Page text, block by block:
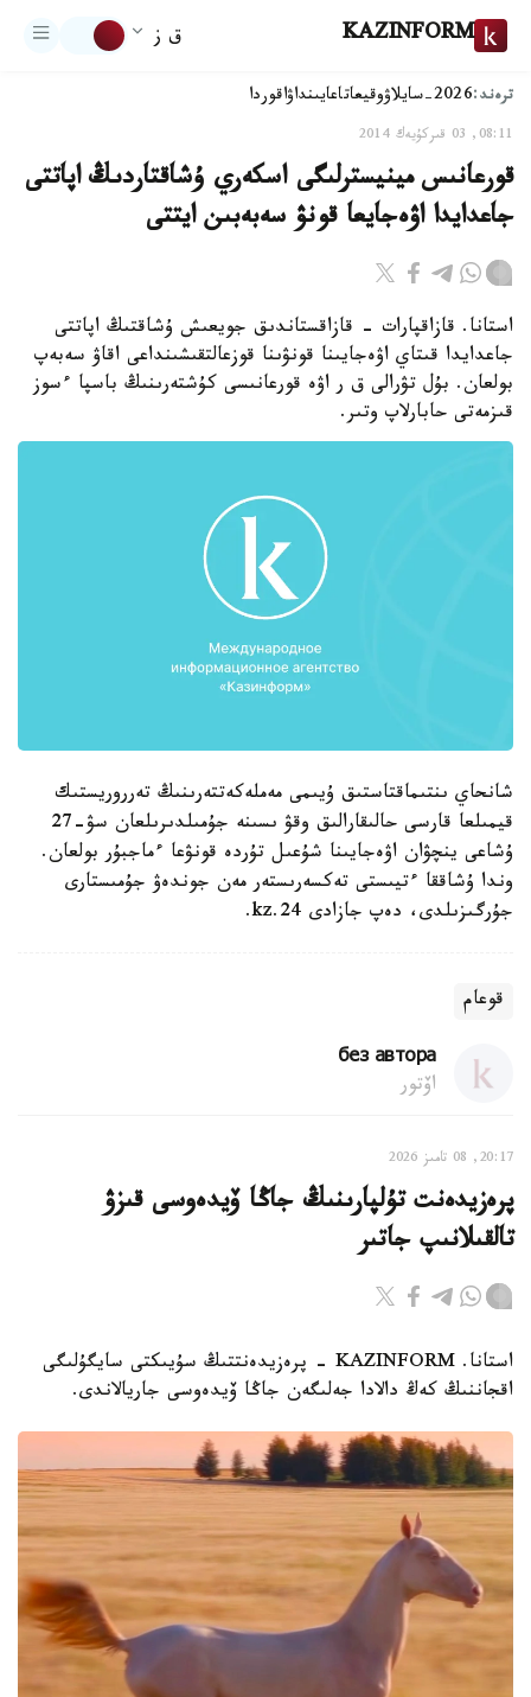
KAZINFORM ق ز
ترەند:2026-سايلاۋ وقيعاتاعايىنداۋاقوردا
08:11, 03 قىركۇيەك 2014
قورعانىس مينيسترلىگى اسكەري ۇشاقتاردىڭ اپاتتى
جاعدايدا اۋەجايعا قونۋ سەبەبىن ايتتى
استانا. قازاقپارات - قازاقستاندىق جويعىش ۇشاقتىڭ اپاتتى
جاعدايدا قىتاي اۋەجايىنا قونۋىنا قوزعالتقىشىنداعى اقاۋ سەبەپ
بولعان. بۇل تۋرالى ق ر اۋە قورعانىسى كۇشتەرىنىڭ باسپا ءسوز
قىزمەتى حابارلاپ وتىر.
شانحاي ىنتىماقتاستىق ۇيىمى مەملەكەتتەرىنىڭ تەرروريستىك
قيمىلعا قارسى حالىقارالىق وقۋ ىسىنە جۇمىلدىرىلعان سۋ-27
ۇشاعى ينچۋان اۋەجايىنا شۇعىل تۇردە قونۋعا ءماجبۇر بولعان.
وندا ۇشاققا ءتيىستى تەكسەرىستەر مەن جوندەۋ جۇمىستارى
جۇرگىزىلدى، دەپ جازادى 24.kz.
قوعام
без автора
اۆتور
20:17, 08 تامىز 2026
پرەزيدەنت تۇلپارىنىڭ جاڭا ۆيدەوسى قىزۋ
تالقىلانىپ جاتىر
استانا. KAZINFORM - پرەزيدەنتتىڭ سۇيىكتى سايگۇلىگى
اقجاننىڭ كەڭ دالادا جەلىگەن جاڭا ۆيدەوسى جاريالاندى.